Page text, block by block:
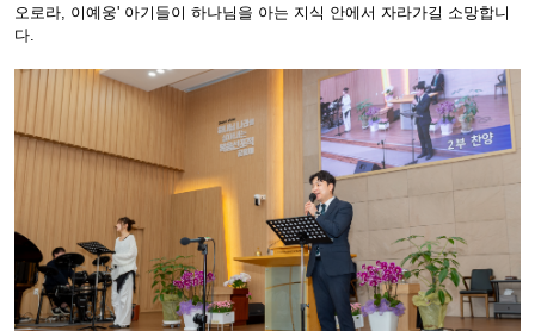
오로라, 이예웅' 아기들이 하나님을 아는 지식 안에서 자라가길 소망합니
다.